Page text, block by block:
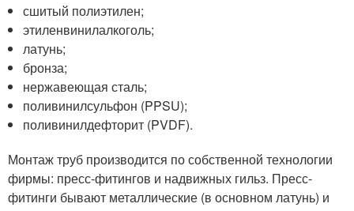
сшитый полиэтилен;
этиленвинилалкоголь;
латунь;
бронза;
нержавеющая сталь;
поливинилсульфон (PPSU);
поливинилдефторит (PVDF).
Монтаж труб производится по собственной технологии
фирмы: пресс-фитингов и надвижных гильз. Пресс-
фитинги бывают металлические (в основном латунь) и